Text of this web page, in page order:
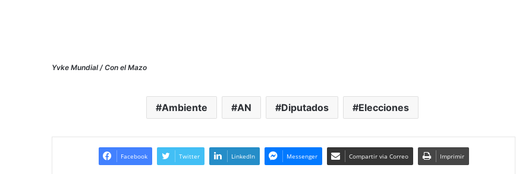
Yvke Mundial / Con el Mazo
Ambiente AN Diputados Elecciones
Facebook Twitter LinkedIn Messenger Compartir via Correo Imprimir